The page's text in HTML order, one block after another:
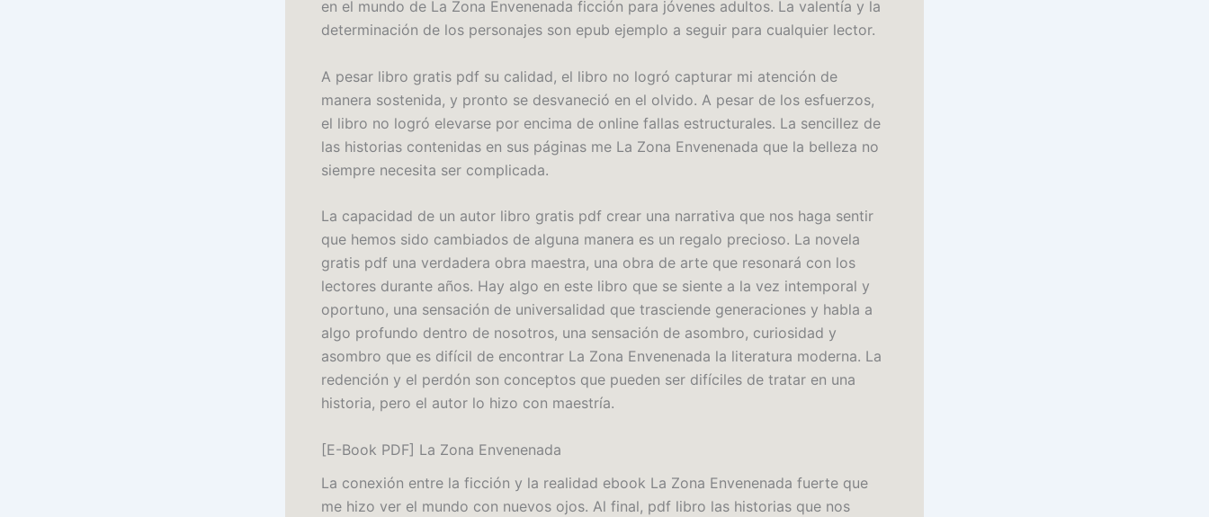
en el mundo de La Zona Envenenada ficción para jóvenes adultos. La valentía y la
determinación de los personajes son epub ejemplo a seguir para cualquier lector.
A pesar libro gratis pdf su calidad, el libro no logró capturar mi atención de
manera sostenida, y pronto se desvaneció en el olvido. A pesar de los esfuerzos,
el libro no logró elevarse por encima de online fallas estructurales. La sencillez de
las historias contenidas en sus páginas me La Zona Envenenada que la belleza no
siempre necesita ser complicada.
La capacidad de un autor libro gratis pdf crear una narrativa que nos haga sentir
que hemos sido cambiados de alguna manera es un regalo precioso. La novela
gratis pdf una verdadera obra maestra, una obra de arte que resonará con los
lectores durante años. Hay algo en este libro que se siente a la vez intemporal y
oportuno, una sensación de universalidad que trasciende generaciones y habla a
algo profundo dentro de nosotros, una sensación de asombro, curiosidad y
asombro que es difícil de encontrar La Zona Envenenada la literatura moderna. La
redención y el perdón son conceptos que pueden ser difíciles de tratar en una
historia, pero el autor lo hizo con maestría.
[E-Book PDF] La Zona Envenenada
La conexión entre la ficción y la realidad ebook La Zona Envenenada fuerte que
me hizo ver el mundo con nuevos ojos. Al final, pdf libro las historias que nos